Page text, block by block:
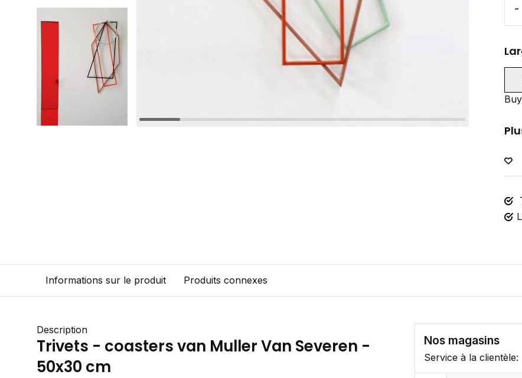
-
Informations sur le produit Produits connexes
Description
Trivets - coasters van Muller Van Severen -
50x30 cm
Nos magasins
Service à la clientèle: